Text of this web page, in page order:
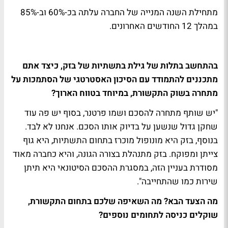
מתחילת השנה המנייה של החברה עלתה בכ-60% וב-85%
במהלך 12 החודשים האחרונים.
בהתחשב בתלות של גילת בתשתיות של בזק, כיצד אתם
מתכננים להתמודד עם הסיכון האסטרטגי של הסתמכות על
מתחרה בשוק התקשורת, במיוחד בטווח הארוך?
"יש שותף מתחרה להסכם ושמו פרטנר, בסוף יש פה עוד
שחקן גדול שנשען על בדיוק אותו הסכם. אנחנו לא לבד.
בנוסף, בזק היא מונופול מוכרז בתחום התשתיות, היא גוף
צייתן ומפוקח. בזק מתנהלת בצורה הגונה, והיא כחברה מאוד
מסודרת בעניין הזה, במסגרת ההסכם הסיטונאי היא תיתן
שירות כמו שהתחייבה".
מה הצעד הבא? מה השאיפה שלכם בתחום התקשורת,
שוקלים כניסה לתחומים נוספים?